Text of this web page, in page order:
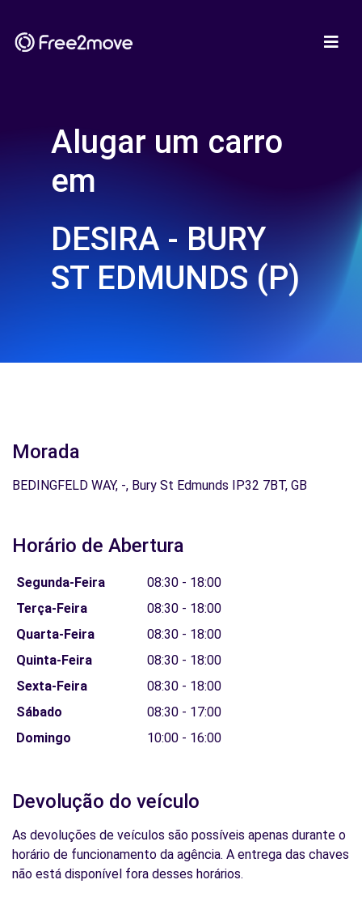
Alugar um carro
em
DESIRA - BURY
ST EDMUNDS (P)
Morada
BEDINGFELD WAY, -, Bury St Edmunds IP32 7BT, GB
Horário de Abertura
Segunda-Feira
08:30 - 18:00
Terça-Feira
08:30 - 18:00
Quarta-Feira
08:30 - 18:00
Quinta-Feira
08:30 - 18:00
Sexta-Feira
08:30 - 18:00
Sábado
08:30 - 17:00
Domingo
10:00 - 16:00
Devolução do veículo
As devoluções de veículos são possíveis apenas durante o
horário de funcionamento da agência. A entrega das chaves
não está disponível fora desses horários.